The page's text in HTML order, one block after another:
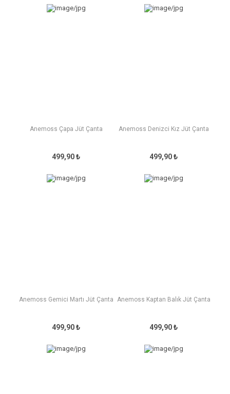
Anemoss Çapa Jüt Çanta
499,90 ₺
Anemoss Denizci Kız Jüt Çanta
499,90 ₺
Anemoss Gemici Martı Jüt Çanta
499,90 ₺
Anemoss Kaptan Balık Jüt Çanta
499,90 ₺